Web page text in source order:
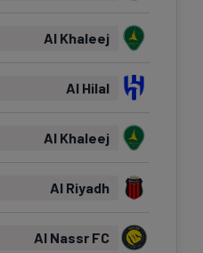
Al Khaleej
Al Hilal
Al Khaleej
Al Riyadh
Al Nassr FC